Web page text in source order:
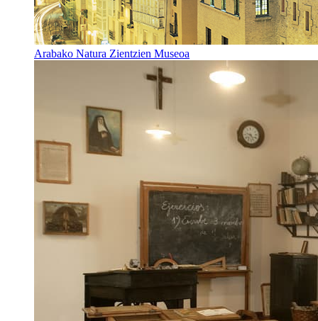
Arabako Natura Zientzien Museoa